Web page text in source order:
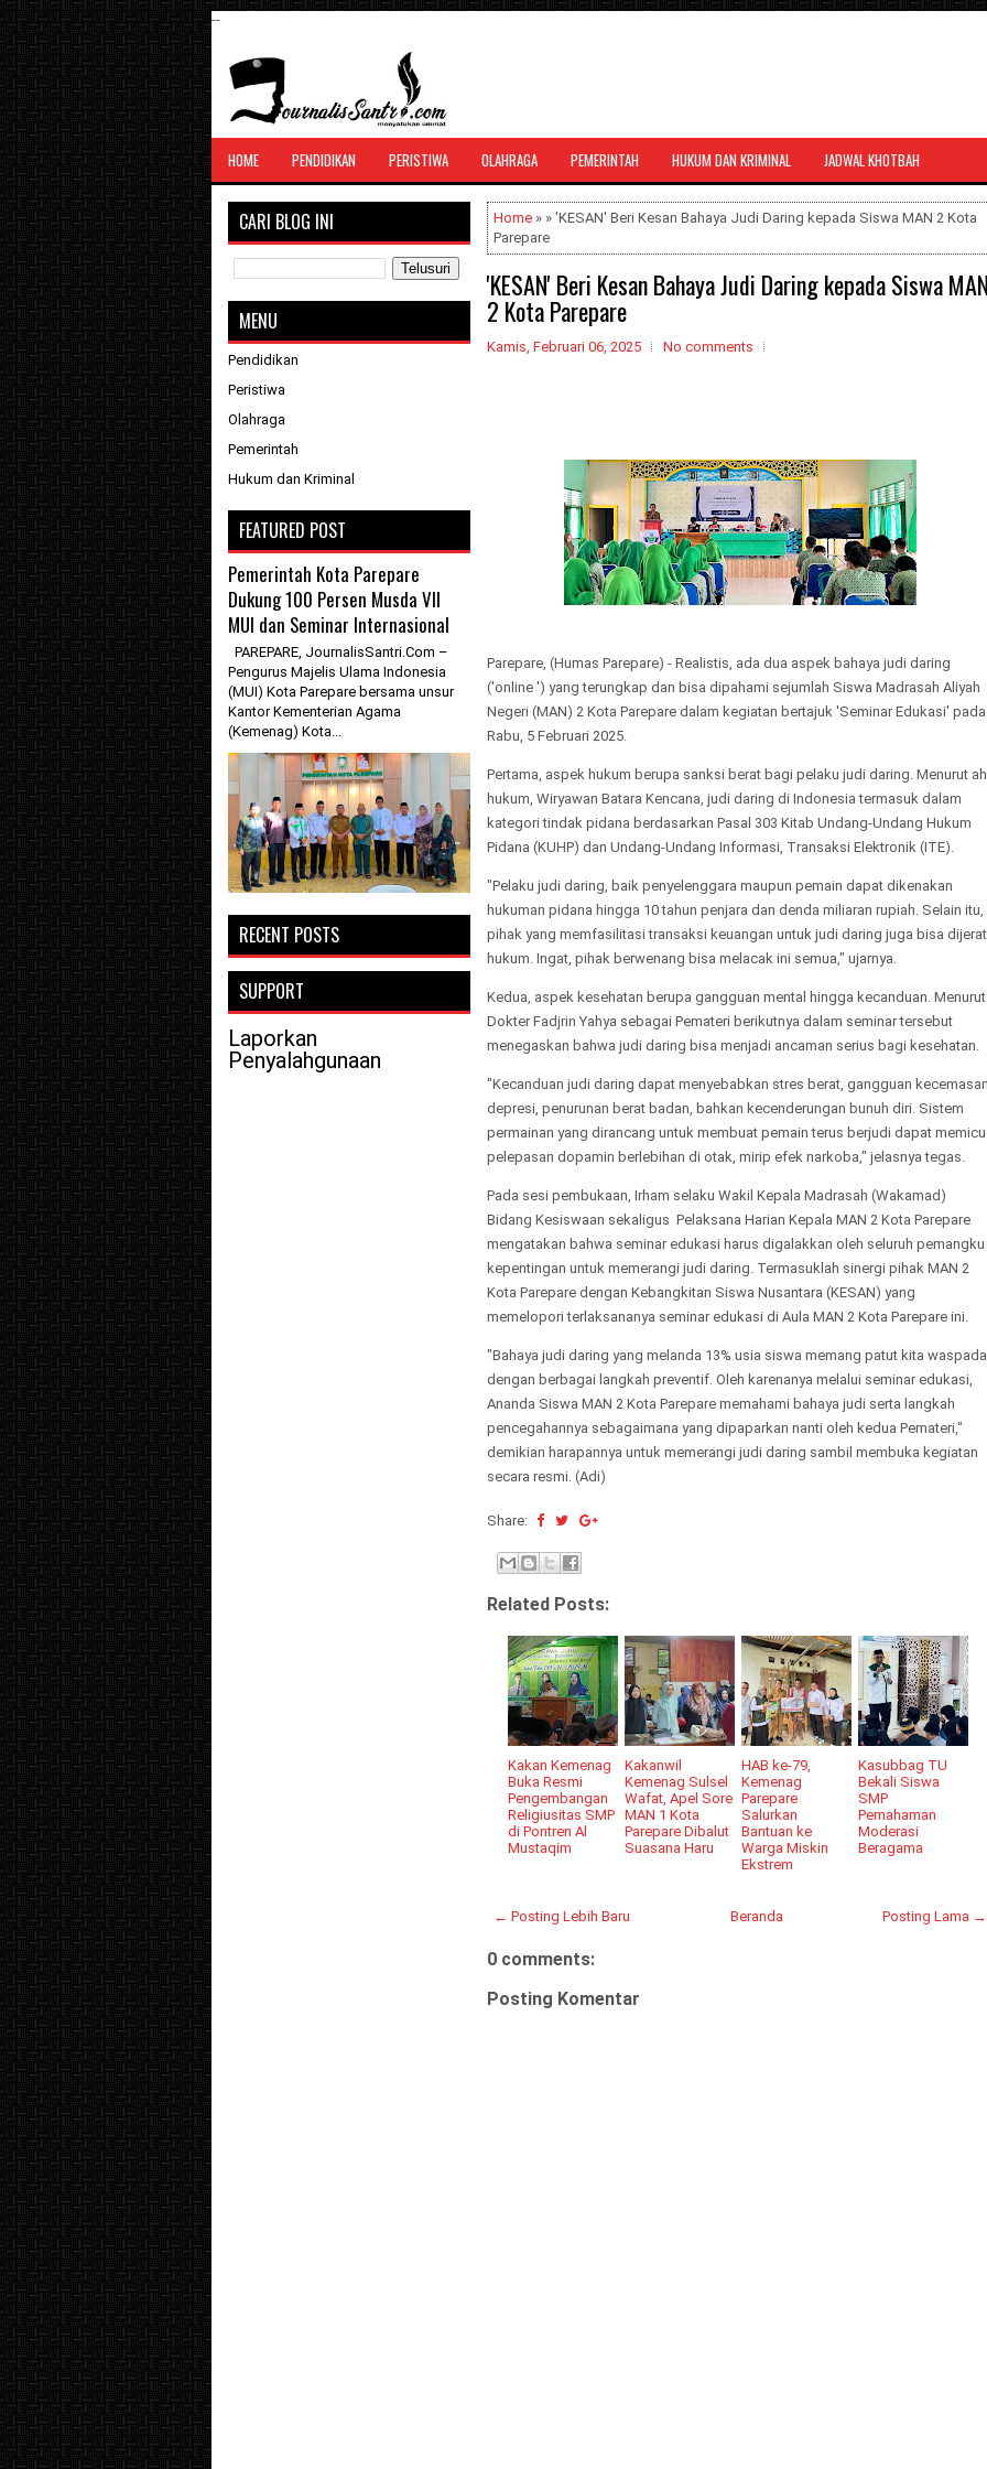
--
SANTRI JURNALIS
Menghimpun seluruh berita, tulisan, jurnal bernuansa agama yang dapat
HOME PENDIDIKAN PERISTIWA OLAHRAGA PEMERINTAH HUKUM DAN KRIMINAL JADWAL KHOTBAH
Home » » 'KESAN' Beri Kesan Bahaya Judi Daring kepada Siswa MAN 2 Kota
Parepare
'KESAN' Beri Kesan Bahaya Judi Daring kepada Siswa
2 Kota Parepare
Kamis, Februari 06, 2025 No comments
Parepare, (Humas Parepare) - Realistis, ada dua aspek bahaya judi daring
('online ') yang terungkap dan bisa dipahami sejumlah Siswa Madrasah Aliyah
Negeri (MAN) 2 Kota Parepare dalam kegiatan bertajuk 'Seminar Edukasi' pada
Rabu, 5 Februari 2025.
Pertama, aspek hukum berupa sanksi berat bagi pelaku judi daring. Menurut
hukum, Wiryawan Batara Kencana, judi daring di Indonesia termasuk dalam
kategori tindak pidana berdasarkan Pasal 303 Kitab Undang-Undang Hukum
Pidana (KUHP) dan Undang-Undang Informasi, Transaksi Elektronik (ITE).
"Pelaku judi daring, baik penyelenggara maupun pemain dapat dikenakan
hukuman pidana hingga 10 tahun penjara dan denda miliaran rupiah. Selain itu,
pihak yang memfasilitasi transaksi keuangan untuk judi daring juga bisa dijerat
hukum. Ingat, pihak berwenang bisa melacak ini semua," ujarnya.
Kedua, aspek kesehatan berupa gangguan mental hingga kecanduan. Menurut
Dokter Fadjrin Yahya sebagai Pemateri berikutnya dalam seminar tersebut
menegaskan bahwa judi daring bisa menjadi ancaman serius bagi kesehatan.
"Kecanduan judi daring dapat menyebabkan stres berat, gangguan
depresi, penurunan berat badan, bahkan kecenderungan bunuh diri. Sistem
permainan yang dirancang untuk membuat pemain terus berjudi dapat memicu
pelepasan dopamin berlebihan di otak, mirip efek narkoba," jelasnya tegas.
Pada sesi pembukaan, Irham selaku Wakil Kepala Madrasah (Wakamad)
Bidang Kesiswaan sekaligus Pelaksana Harian Kepala MAN 2 Kota Parepare
mengatakan bahwa seminar edukasi harus digalakkan oleh seluruh pemangku
kepentingan untuk memerangi judi daring. Termasuklah sinergi pihak MAN 2
Kota Parepare dengan Kebangkitan Siswa Nusantara (KESAN) yang
memelopori terlaksananya seminar edukasi di Aula MAN 2 Kota Parepare ini.
"Bahaya judi daring yang melanda 13% usia siswa memang patut kita
dengan berbagai langkah preventif. Oleh karenanya melalui seminar edukasi,
Ananda Siswa MAN 2 Kota Parepare memahami bahaya judi serta langkah
pencegahannya sebagaimana yang dipaparkan nanti oleh kedua Pemateri,"
demikian harapannya untuk memerangi judi daring sambil membuka kegiatan
secara resmi. (Adi)
Share:
Related Posts:
Kakan Kemenag
Buka Resmi
Pengembangan
Religiusitas SMP
di Pontren Al
Mustaqim
Kakanwil
Kemenag Sulsel
Wafat, Apel Sore
MAN 1 Kota
Parepare Dibalut
Suasana Haru
HAB ke-79,
Kemenag
Parepare
Salurkan
Bantuan ke
Warga Miskin
Ekstrem
Kasubbag TU
Bekali Siswa
SMP
Pemahaman
Moderasi
Beragama
← Posting Lebih Baru Posting Lama →
Beranda
0 comments:
Posting Komentar
CARI BLOG INI
MENU
Pendidikan
Peristiwa
Olahraga
Pemerintah
Hukum dan Kriminal
FEATURED POST
Pemerintah Kota Parepare
Dukung 100 Persen Musda VII
MUI dan Seminar Internasional
PAREPARE, JournalisSantri.Com –
Pengurus Majelis Ulama Indonesia
(MUI) Kota Parepare bersama unsur
Kantor Kementerian Agama
(Kemenag) Kota...
RECENT POSTS
SUPPORT
Laporkan
Penyalahgunaan